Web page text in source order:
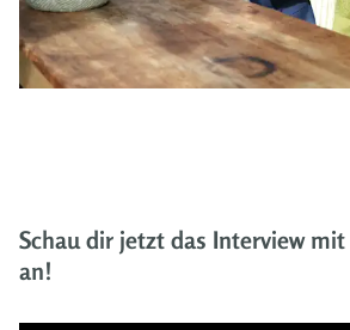
Schau dir jetzt das Interview mit
an!